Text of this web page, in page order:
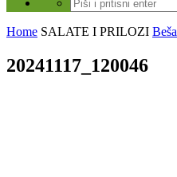
Home SALATE I PRILOZI
20241117_120046